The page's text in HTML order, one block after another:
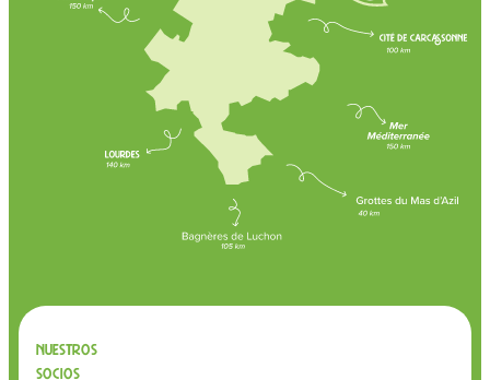
Nuestros
socios